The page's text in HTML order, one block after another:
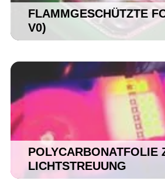
FLAMMGESCHÜTZTE
V0)
POLYCARBONATFOLIE
LICHTSTREUUNG